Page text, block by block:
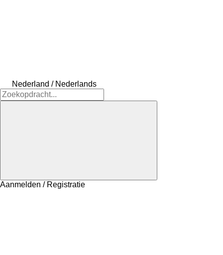
Nederland / Nederlands
Aanmelden / Registratie